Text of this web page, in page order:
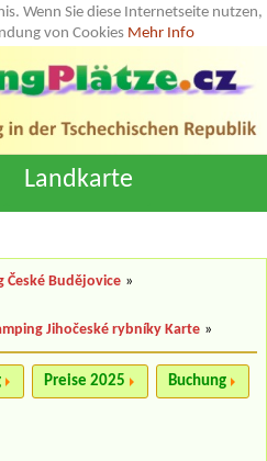
Wenn Sie diese Internetseite nutzen,
von Cookies Mehr Info
Landkarte
České Budějovice »
Jihočeské rybníky Karte »
Preise 2025 Buchung